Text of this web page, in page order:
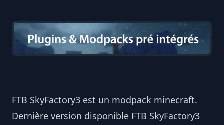
FTB SkyFactory3 est un modpack minecraft.
Dernière version disponible FTB SkyFactory3